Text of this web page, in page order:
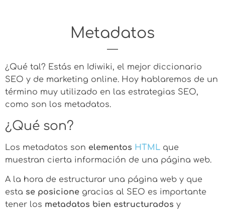
Metadatos
¿Qué tal? Estás en Idiwiki, el mejor diccionario
SEO y de marketing online. Hoy hablaremos de un
término muy utilizado en las estrategias SEO,
como son los metadatos.
¿Qué son?
Los metadatos son elementos HTML que
muestran cierta información de una página web.
A la hora de estructurar una página web y que
esta se posicione gracias al SEO es importante
tener los metadatos bien estructurados y